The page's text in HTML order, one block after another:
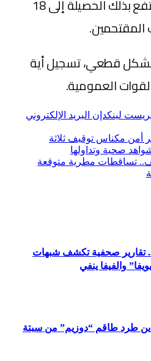
كانوا يعانون منها، لترتفع بذلك الحصيلة إلى 18
قطعي، تسجيل أية
العمومية.
لينكدإن البريد الإلكتروني
مكناس توقيف ثلاثة
صحية وتداولها
تساقطات مطرية متوقعة
تقارير صحفية تكشف شبهات
والفيفا ينفي
تُدين طرد طاقم “دوزيم” من سبتة